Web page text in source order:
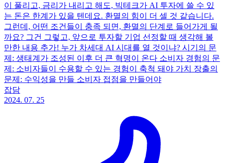
이 풀리고, 금리가 내리고 해도, 빅테크가 AI 투자에 쓸 수 있
는 돈은 한계가 있을 텐데요. 환멸의 힘이 더 셀 것 같습니다.
그런데, 어떤 조건들이 충족 되면, 환멸의 단계로 들어가게 될
까요? 그건 그렇고, 앞으로 투자할 기업 선정할 때 생각해 볼
만한 내용 추가! 누가 차세대 AI 시대를 열 것이냐? 시기의 문
제: 생태계가 조성된 이후 더 큰 혁명이 온다 소비자 경험의 문
제: 소비자들이 수용할 수 있는 경험이 축척 돼야 가치 장출의
문제: 수익성을 만들 소비자 접점을 만들어야
잡담
2024. 07. 25